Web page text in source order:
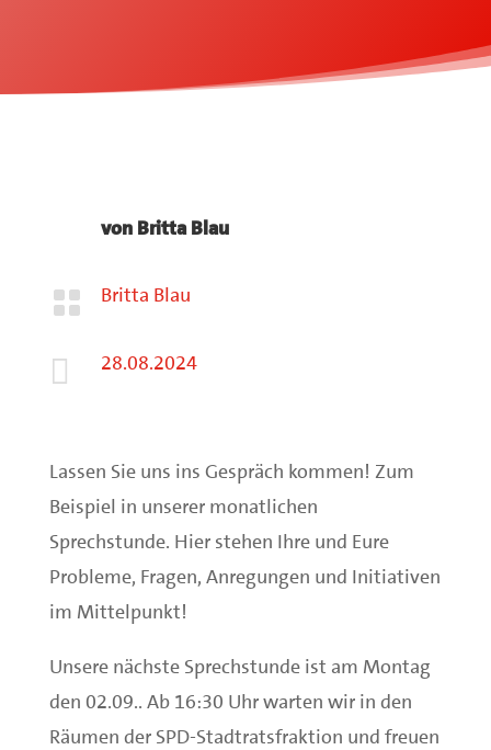
von Britta Blau
 Britta Blau
 28.08.2024
Lassen Sie uns ins Gespräch kommen! Zum
Beispiel in unserer monatlichen
Sprechstunde. Hier stehen Ihre und Eure
Probleme, Fragen, Anregungen und Initiativen
im Mittelpunkt!
Unsere nächste Sprechstunde ist am Montag
den 02.09.. Ab 16:30 Uhr warten wir in den
Räumen der SPD-Stadtratsfraktion und freuen